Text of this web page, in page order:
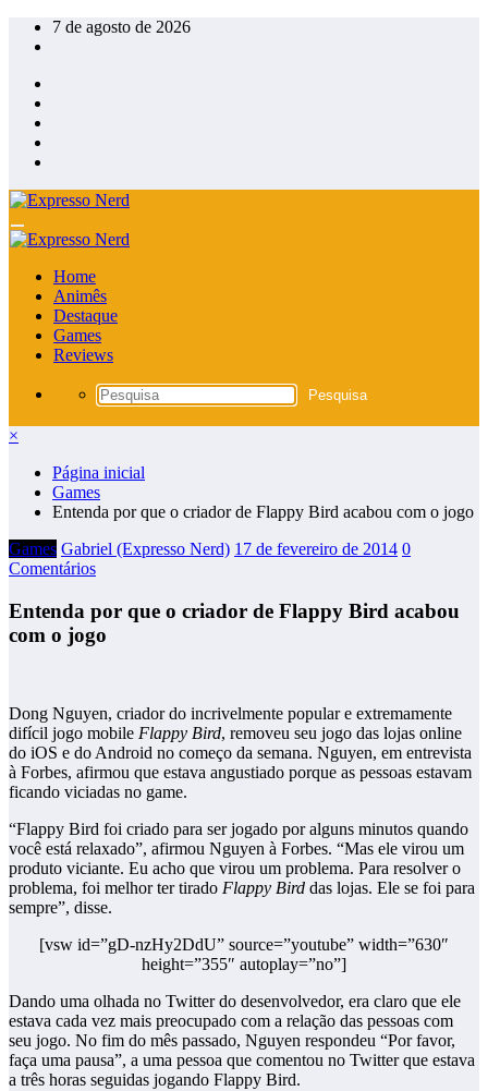
Pular
para
conteúdo
7 de agosto de 2026
Home
Animês
Destaque
Games
Reviews
×
Página inicial
Games
Entenda por que o criador de Flappy Bird acabou com o jogo
Games Gabriel (Expresso Nerd) 17 de fevereiro de 2014 0
Comentários
Entenda por que o criador de Flappy Bird acabou
com o jogo
Dong Nguyen, criador do incrivelmente popular e extremamente
difícil jogo mobile Flappy Bird, removeu seu jogo das lojas online
do iOS e do Android no começo da semana. Nguyen, em entrevista
à Forbes, afirmou que estava angustiado porque as pessoas estavam
ficando viciadas no game.
“Flappy Bird foi criado para ser jogado por alguns minutos quando
você está relaxado”, afirmou Nguyen à Forbes. “Mas ele virou um
produto viciante. Eu acho que virou um problema. Para resolver o
problema, foi melhor ter tirado Flappy Bird das lojas. Ele se foi para
sempre”, disse.
[vsw id=”gD-nzHy2DdU” source=”youtube” width=”630″
height=”355″ autoplay=”no”]
Dando uma olhada no Twitter do desenvolvedor, era claro que ele
estava cada vez mais preocupado com a relação das pessoas com
seu jogo. No fim do mês passado, Nguyen respondeu “Por favor,
faça uma pausa”, a uma pessoa que comentou no Twitter que estava
a três horas seguidas jogando Flappy Bird.